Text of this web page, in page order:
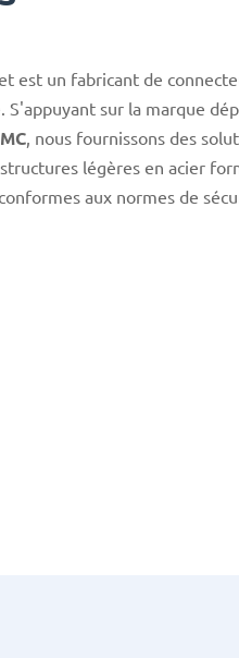
est un fabricant de
sur la marque
, nous fournissons des
légères en acier
aux normes de